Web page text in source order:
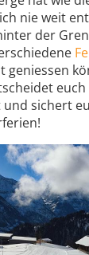
nie weit
der
geniessen
sichert